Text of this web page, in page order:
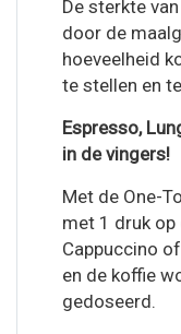
De sterkte
door de
hoeveelheid
te stellen en
Espresso,
in de vingers!
Met de One-
met 1 druk
Cappuccino
en de koffie
gedoseerd.